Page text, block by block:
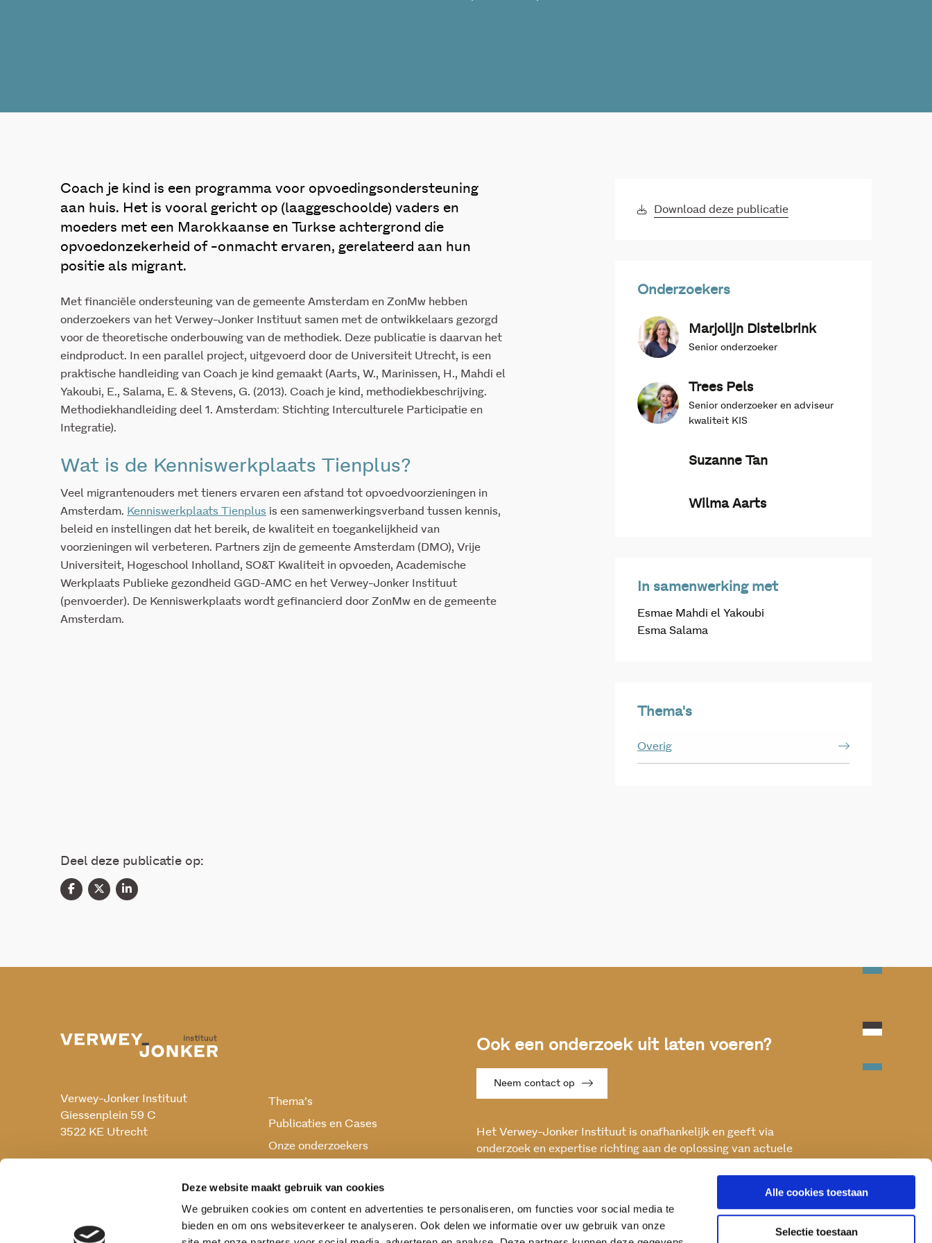
Deze website maakt gebruik van cookies
We gebruiken cookies om content en advertenties te personaliseren, om functies voor social media te
bieden en om ons websiteverkeer te analyseren. Ook delen we informatie over uw gebruik van onze
Alle cookies toestaan
Selectie toestaan
Coach je kind is een programma voor opvoedingsondersteuning
aan huis. Het is vooral gericht op (laaggeschoolde) vaders en
moeders met een Marokkaanse en Turkse achtergrond die
opvoedonzekerheid of -onmacht ervaren, gerelateerd aan hun
positie als migrant.
Met financiële ondersteuning van de gemeente Amsterdam en ZonMw hebben
onderzoekers van het Verwey-Jonker Instituut samen met de ontwikkelaars gezorgd
voor de theoretische onderbouwing van de methodiek. Deze publicatie is daarvan het
eindproduct. In een parallel project, uitgevoerd door de Universiteit Utrecht, is een
praktische handleiding van Coach je kind gemaakt (Aarts, W., Marinissen, H., Mahdi el
Yakoubi, E., Salama, E. & Stevens, G. (2013). Coach je kind, methodiekbeschrijving.
Methodiekhandleiding deel 1. Amsterdam: Stichting Interculturele Participatie en
Integratie).
Wat is de Kenniswerkplaats Tienplus?
Veel migrantenouders met tieners ervaren een afstand tot opvoedvoorzieningen in
Amsterdam. Kenniswerkplaats Tienplus is een samenwerkingsverband tussen kennis,
beleid en instellingen dat het bereik, de kwaliteit en toegankelijkheid van
voorzieningen wil verbeteren. Partners zijn de gemeente Amsterdam (DMO), Vrije
Universiteit, Hogeschool Inholland, SO&T Kwaliteit in opvoeden, Academische
Werkplaats Publieke gezondheid GGD-AMC en het Verwey-Jonker Instituut
(penvoerder). De Kenniswerkplaats wordt gefinancierd door ZonMw en de gemeente
Amsterdam.
Download deze publicatie
Onderzoekers
Marjolijn Distelbrink
Senior onderzoeker
Trees Pels
Senior onderzoeker en adviseur
kwaliteit KIS
Suzanne Tan
Wilma Aarts
In samenwerking met
Esmae Mahdi el Yakoubi
Esma Salama
Thema's
Overig
Deel deze publicatie op:
Verwey-Jonker Instituut
Giessenplein 59 C
3522 KE Utrecht
Thema’s
Publicaties en Cases
Onze onderzoekers
Ook een onderzoek uit laten voeren?
Neem contact op
Het Verwey-Jonker Instituut is onafhankelijk en geeft via
onderzoek en expertise richting aan de oplossing van actuele